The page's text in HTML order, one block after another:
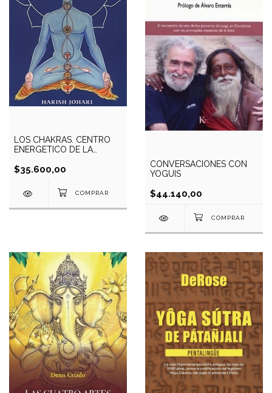
LOS CHAKRAS. CENTRO
ENERGETICO DE LA
$35.600,00
CONVERSACIONES CON
YOGUIS
$44.140,00